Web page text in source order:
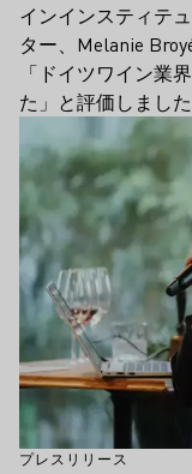
インインスティテ
ター、Melanie
「ドイツワイン業
た」と評価しました
プレスリリース
もっと詳しく